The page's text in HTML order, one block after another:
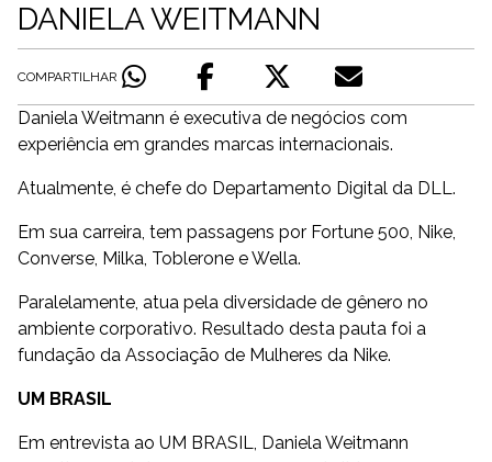
DANIELA WEITMANN
COMPARTILHAR
Daniela Weitmann é executiva de negócios com
experiência em grandes marcas internacionais.
Atualmente, é chefe do Departamento Digital da DLL.
Em sua carreira, tem passagens por Fortune 500, Nike,
Converse, Milka, Toblerone e Wella.
Paralelamente, atua pela diversidade de gênero no
ambiente corporativo. Resultado desta pauta foi a
fundação da Associação de Mulheres da Nike.
UM BRASIL
Em entrevista ao UM BRASIL, Daniela Weitmann